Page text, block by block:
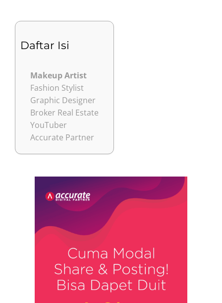
Daftar Isi
Makeup Artist
Fashion Stylist
Graphic Designer
Broker Real Estate
YouTuber
Accurate Partner